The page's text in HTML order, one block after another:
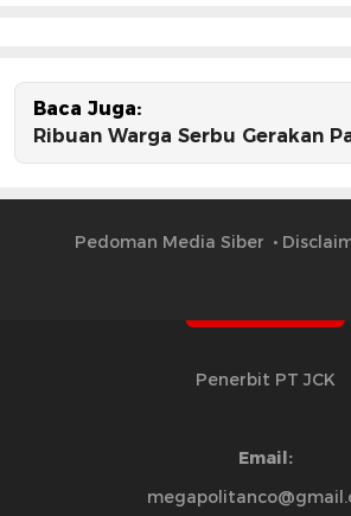
Baca Juga:
Ribuan Warga Serbu Gerakan
Pedoman Media Siber
Penerbit PT JCK
Email: